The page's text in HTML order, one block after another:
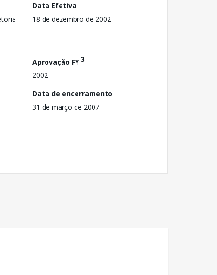
Data Efetiva
18 de dezembro de 2002
Aprovação FY3
2002
Data de encerramento
31 de março de 2007